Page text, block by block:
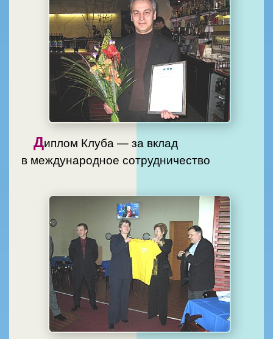
Диплом Клуба — за вклад
в международное сотрудничество